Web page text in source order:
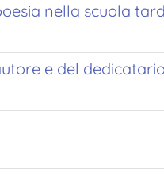
nella scuola
e del